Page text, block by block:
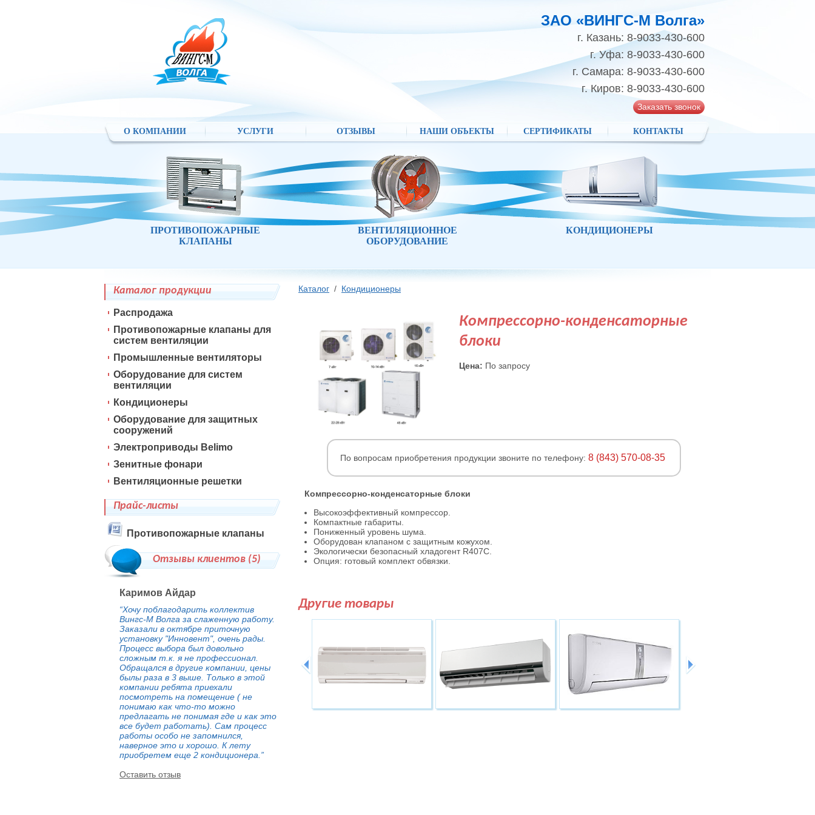
ЗАО «ВИНГС-М Волга»
г. Казань: 8-9033-430-600
г. Уфа: 8-9033-430-600
г. Самара: 8-9033-430-600
г. Киров: 8-9033-430-600
Заказать звонок
О КОМПАНИИ УСЛУГИ ОТЗЫВЫ НАШИ ОБЪЕКТЫ СЕРТИФИКАТЫ КОНТАКТЫ
ПРОТИВОПОЖАРНЫЕ
КЛАПАНЫ
ВЕНТИЛЯЦИОННОЕ
ОБОРУДОВАНИЕ
КОНДИЦИОНЕРЫ
Каталог / Кондиционеры
Компрессорно-конденсаторные
блоки
Цена: По запросу
По вопросам приобретения продукции звоните по телефону: 8 (843) 570-08-35
Компрессорно-конденсаторные блоки
Высокоэффективный компрессор.
Компактные габариты.
Пониженный уровень шума.
Оборудован клапаном с защитным кожухом.
Экологически безопасный хладогент R407C.
Опция: готовый комплект обвязки.
Другие товары
Каталог продукции
Распродажа
Противопожарные клапаны для
систем вентиляции
Промышленные вентиляторы
Оборудование для систем
вентиляции
Кондиционеры
Оборудование для защитных
сооружений
Электроприводы Belimo
Зенитные фонари
Вентиляционные решетки
Прайс-листы
Противопожарные клапаны
Отзывы клиентов (5)
Каримов Айдар
“Хочу поблагодарить коллектив
Вингс-М Волга за слаженную работу.
Заказали в октябре приточную
установку "Инновент", очень рады.
Процесс выбора был довольно
сложным т.к. я не профессионал.
Обращался в другие компании, цены
былы раза в 3 выше. Только в этой
компании ребята приехали
посмотреть на помещение ( не
понимаю как что-то можно
предлагать не понимая где и как это
все будет работать). Сам процесс
работы особо не запомнился,
наверное это и хорошо. К лету
приобретем еще 2 кондиционера.”
Оставить отзыв